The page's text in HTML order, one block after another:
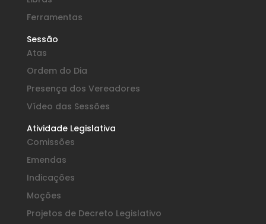
Ferramentas
Sessão
Atas
Ordem do Dia
Presença dos Vereadores
Vídeo das Sessões
Atividade Legislativa
Comissões
Emendas
Indicações
Moções
Projetos de Decreto Legislativo